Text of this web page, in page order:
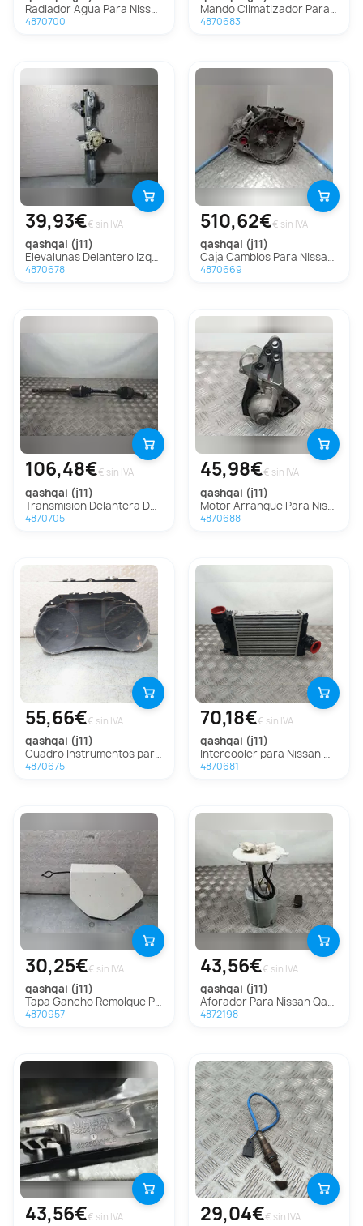
Radiador Agua Para Nissan Qashqai
4870700
Mando Climatizador Para Nissan Qashqai
4870683
39,93€€ sin IVA
qashqai (j11)
Elevalunas Delantero Izquierdo Para Nissan Qashqai
4870678
510,62€€ sin IVA
qashqai (j11)
Caja Cambios Para Nissan Qashqai
4870669
106,48€€ sin IVA
qashqai (j11)
Transmision Delantera Derecha Para Nissan Qashqai
4870705
45,98€€ sin IVA
qashqai (j11)
Motor Arranque Para Nissan Qashqai
4870688
55,66€€ sin IVA
qashqai (j11)
Cuadro Instrumentos para Nissan Qashqai (J11)
4870675
70,18€€ sin IVA
qashqai (j11)
Intercooler para Nissan Qashqai (J11)
4870681
30,25€€ sin IVA
qashqai (j11)
Tapa Gancho Remolque Para Nissan Qashqai
4870957
43,56€€ sin IVA
qashqai (j11)
Aforador Para Nissan Qashqai
4872198
43,56€€ sin IVA 29,04€€ sin IVA